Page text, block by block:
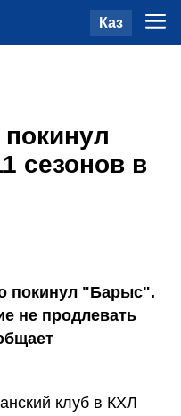
Каз
сезонов в
покинул "Барыс".
не продлевать
клуб в КХЛ